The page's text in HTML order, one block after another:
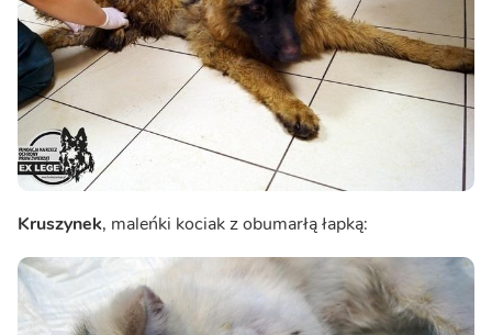
Kruszynek, maleńki kociak z obumarłą łapką: